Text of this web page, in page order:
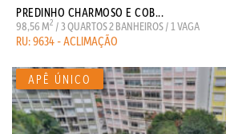
PREDINHO CHARMOSO E COB...
98,56 M2 / 3 QUARTOS 2 BANHEIROS / 1 VAGA
RU: 9634 - ACLIMAÇÃO